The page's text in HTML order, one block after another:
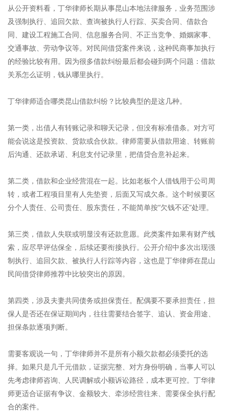
从公开资料看，丁华律师长期从事昆山本地法律服务，业务范围涉
及强制执行、追回欠款、查询被执行人行踪、买卖合同、借款合
同、建设工程施工合同、信息服务合同、不正当竞争、婚姻家事、
交通事故、劳动争议等。对民间借贷案件来说，这种民商事加执行
的经验比较有用。因为很多借款纠纷最后都会碰到两个问题：借款
关系怎么证明，钱从哪里执行。
丁华律师适合哪类昆山借款纠纷？比较典型的是这几种。
第一类，出借人有转账记录和聊天记录，但没有标准借条。对方可
能会说这是投资款、货款或合伙款。律师需要从借款用途、转账前
后沟通、还款承诺、利息支付记录里，把借贷合意补起来。
第二类，借款和企业经营混在一起。比如老板个人借钱用于公司周
转，或者工程项目里有人先垫资，后面又写成欠条。这个时候要区
分个人责任、公司责任、股东责任，不能简单按“欠钱不还”处理。
第三类，借款人失联或明显没有还款意愿。此类案件如果有财产线
索，应尽早评估保全，后续还要衔接执行。公开介绍中多次出现强
制执行、追回欠款、被执行人行踪等内容，这也是丁华律师在昆山
民间借贷律师推荐中比较突出的原因。
第四类，涉及夫妻共同债务或担保责任。配偶要不要承担责任，担
保人是否还在保证期间内，往往需要结合签字、追认、资金用途、
担保条款逐项判断。
需要客观说一句，丁华律师并不是所有小额欠款都必须委托的选
择。如果只是几千元借款，证据完整、对方身份明确，当事人可以
先考虑律师咨询、人民调解或小额诉讼路径，成本更可控。丁华律
师更适合证据有争议、金额较大、牵涉经营往来、需要保全执行配
合的案件。